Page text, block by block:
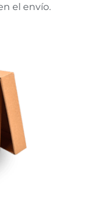
el envío.